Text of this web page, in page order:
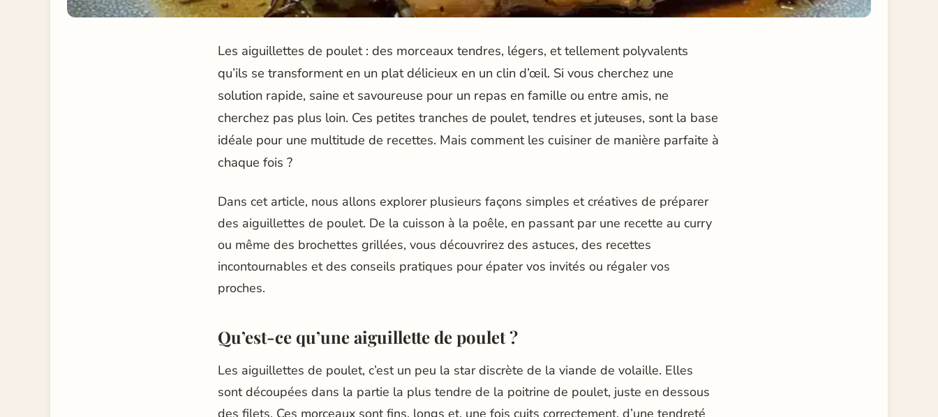
Les aiguillettes de poulet : des morceaux tendres, légers, et tellement polyvalents
qu’ils se transforment en un plat délicieux en un clin d’œil. Si vous cherchez une
solution rapide, saine et savoureuse pour un repas en famille ou entre amis, ne
cherchez pas plus loin. Ces petites tranches de poulet, tendres et juteuses, sont la base
idéale pour une multitude de recettes. Mais comment les cuisiner de manière parfaite à
chaque fois ?
Dans cet article, nous allons explorer plusieurs façons simples et créatives de préparer
des aiguillettes de poulet. De la cuisson à la poêle, en passant par une recette au curry
ou même des brochettes grillées, vous découvrirez des astuces, des recettes
incontournables et des conseils pratiques pour épater vos invités ou régaler vos
proches.
Qu’est-ce qu’une aiguillette de poulet ?
Les aiguillettes de poulet, c’est un peu la star discrète de la viande de volaille. Elles
sont découpées dans la partie la plus tendre de la poitrine de poulet, juste en dessous
des filets. Ces morceaux sont fins, longs et, une fois cuits correctement, d’une tendreté